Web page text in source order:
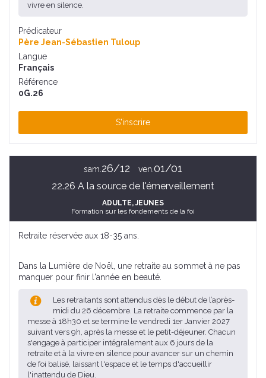
vivre en silence.
Prédicateur
Père Jean-Sébastien Tuloup
Langue
Français
Référence
0G.26
S'inscrire
sam. 26/12 ven. 01/01
22.26 A la source de l'émerveillement
ADULTE, JEUNES
Formation sur les fondements de la foi
Retraite réservée aux 18-35 ans.
Dans la Lumière de Noël, une retraite au sommet à ne pas
manquer pour finir l'année en beauté.
Les retraitants sont attendus dès le début de l’après-
midi du 26 décembre. La retraite commence par la
messe à 18h30 et se termine le vendredi 1er Janvier 2027
suivant vers 9h, après la messe et le petit-déjeuner. Chacun
s'engage à participer intégralement aux 6 jours de la
retraite et à la vivre en silence pour avancer sur un chemin
de foi balisé, laissant l'espace et le temps d'accueillir
l'inattendu de Dieu.